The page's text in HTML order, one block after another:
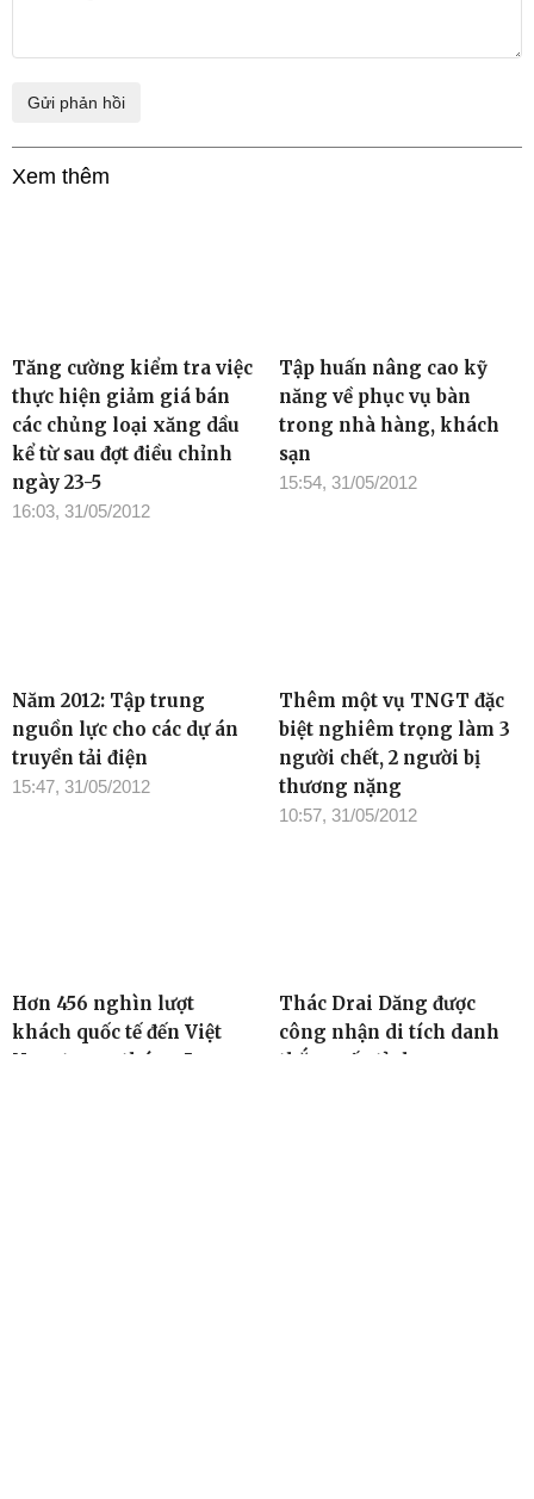
Xem thêm
Tăng cường kiểm tra việc
thực hiện giảm giá bán
các chủng loại xăng dầu
kể từ sau đợt điều chỉnh
ngày 23-5
16:03, 31/05/2012
Tập huấn nâng cao kỹ
năng về phục vụ bàn
trong nhà hàng, khách
sạn
15:54, 31/05/2012
Năm 2012: Tập trung
nguồn lực cho các dự án
truyền tải điện
15:47, 31/05/2012
Thêm một vụ TNGT đặc
biệt nghiêm trọng làm 3
người chết, 2 người bị
thương nặng
10:57, 31/05/2012
Hơn 456 nghìn lượt
khách quốc tế đến Việt
Nam trong tháng 5
Thác Drai Dăng được
công nhận di tích danh
thắng cấp tỉnh